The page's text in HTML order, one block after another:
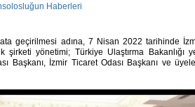
Haberleri
geçirilmesi adına, 7 Nisan 2022 tarihinde
şirketi yönetimi; Türkiye Ulaştırma Bakanlığı
Başkanı, İzmir Ticaret Odası Başkanı ve